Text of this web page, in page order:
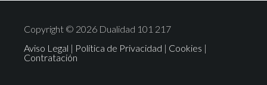
Copyright © 2026 Dualidad 101 217
Aviso Legal | Política de Privacidad | Cookies |
Contratación